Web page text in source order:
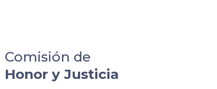
Comisión de
Honor y Justicia